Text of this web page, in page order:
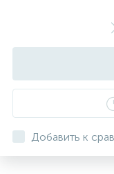
Добавить к